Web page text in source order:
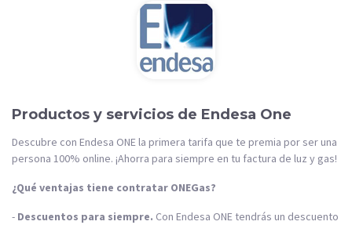
Productos y servicios de Endesa One
Descubre con Endesa ONE la primera tarifa que te premia por ser una
persona 100% online. ¡Ahorra para siempre en tu factura de luz y gas!
¿Qué ventajas tiene contratar ONEGas?
- Descuentos para siempre. Con Endesa ONE tendrás un descuento